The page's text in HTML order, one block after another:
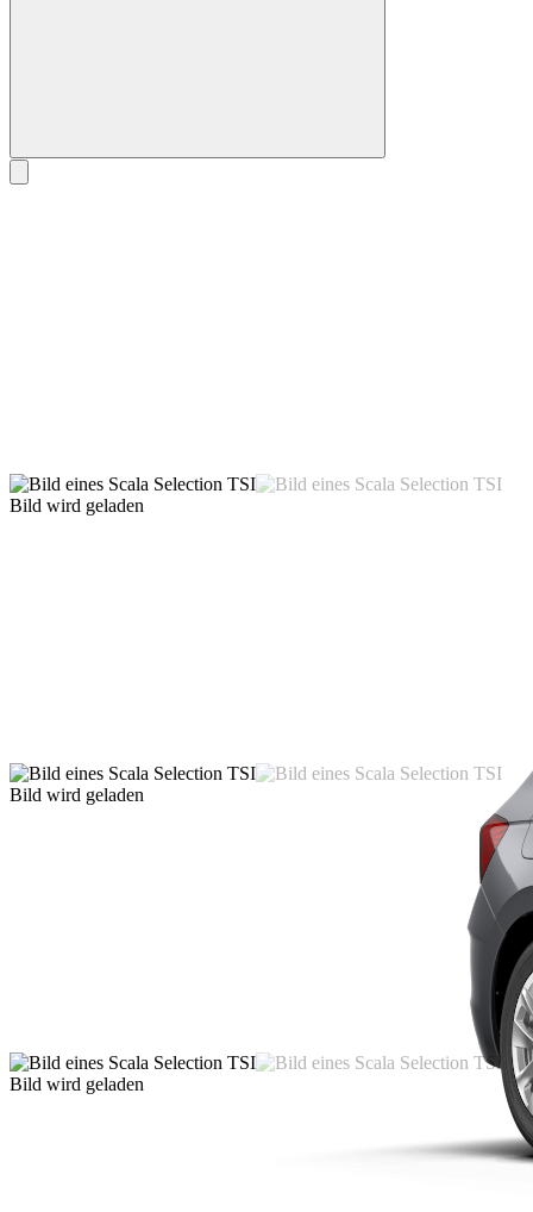
Bild wird geladen
Bild wird geladen
Bild wird geladen